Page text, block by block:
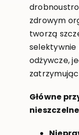
zdrowym
tworzą
selektywnie
odżywcze,
Główne